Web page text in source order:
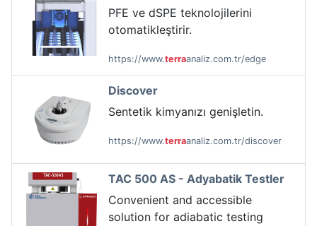
PFE ve dSPE teknolojilerini
otomatikleştirir.
https://www.terraanaliz.com.tr/edge
Discover
Sentetik kimyanızı genişletin.
https://www.terraanaliz.com.tr/discover
TAC 500 AS - Adyabatik Testler
Convenient and accessible
solution for adiabatic testing